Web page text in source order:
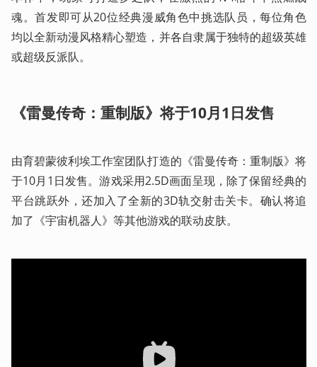
魂。首发即可从20位经典漫威角色中挑选队员，每位角色
均以全新动漫风格精心塑造，并各自隶属于独特的超级英雄
或超级反派队。
《雷曼传奇：重制版》将于10月1日发售
由育碧蒙彼利埃工作室团队打造的《雷曼传奇：重制版》将
于10月1日发售。游戏采用2.5D画面呈现，除了保留经典的
平台跳跃外，还加入了全新的3D轨交射击关卡。确认将追
加了《宇宙机器人》等其他游戏的联动皮肤。